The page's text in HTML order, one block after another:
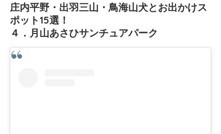
庄内平野・出羽三山・鳥海山犬とお出かけス
ポット15選！
４．月山あさひサンチュアパーク